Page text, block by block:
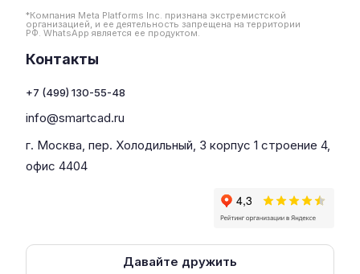
*Компания Meta Platforms Inc. признана экстремистской
организацией, и ее деятельность запрещена на территории
РФ. WhatsApp является ее продуктом.
Контакты
+7 (499) 130-55-48
info@smartcad.ru
г. Москва, пер. Холодильный, 3 корпус 1 строение 4,
офис 4404
Давайте дружить